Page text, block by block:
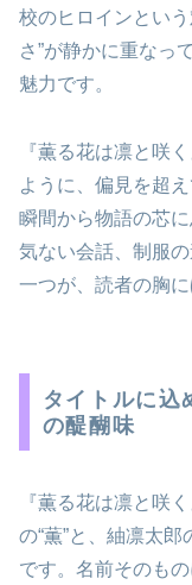
校のヒロインとい
さ”が静かに重なっ
魅力です。
『薫る花は凛と咲
ように、偏見を超
瞬間から物語の芯
気ない会話、制服
一つが、読者の胸
タイトルに込
の醍醐味
『薫る花は凛と咲
の“薫”と、紬凛太
です。名前そのも